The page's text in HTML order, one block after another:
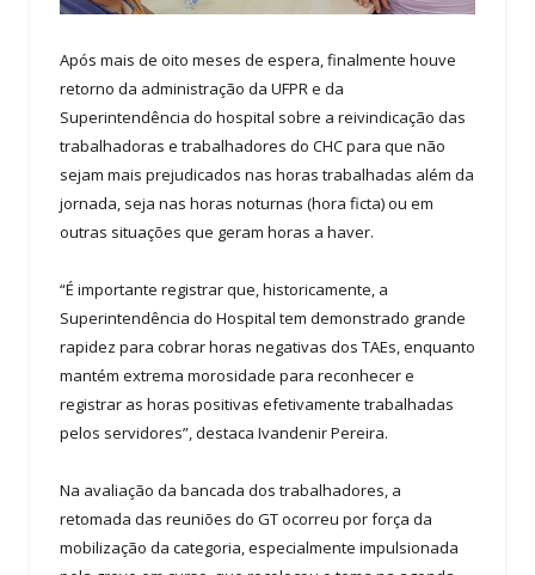
Após mais de oito meses de espera, finalmente houve
retorno da administração da UFPR e da
Superintendência do hospital sobre a reivindicação das
trabalhadoras e trabalhadores do CHC para que não
sejam mais prejudicados nas horas trabalhadas além da
jornada, seja nas horas noturnas (hora ficta) ou em
outras situações que geram horas a haver.
“É importante registrar que, historicamente, a
Superintendência do Hospital tem demonstrado grande
rapidez para cobrar horas negativas dos TAEs, enquanto
mantém extrema morosidade para reconhecer e
registrar as horas positivas efetivamente trabalhadas
pelos servidores”, destaca Ivandenir Pereira.
Na avaliação da bancada dos trabalhadores, a
retomada das reuniões do GT ocorreu por força da
mobilização da categoria, especialmente impulsionada